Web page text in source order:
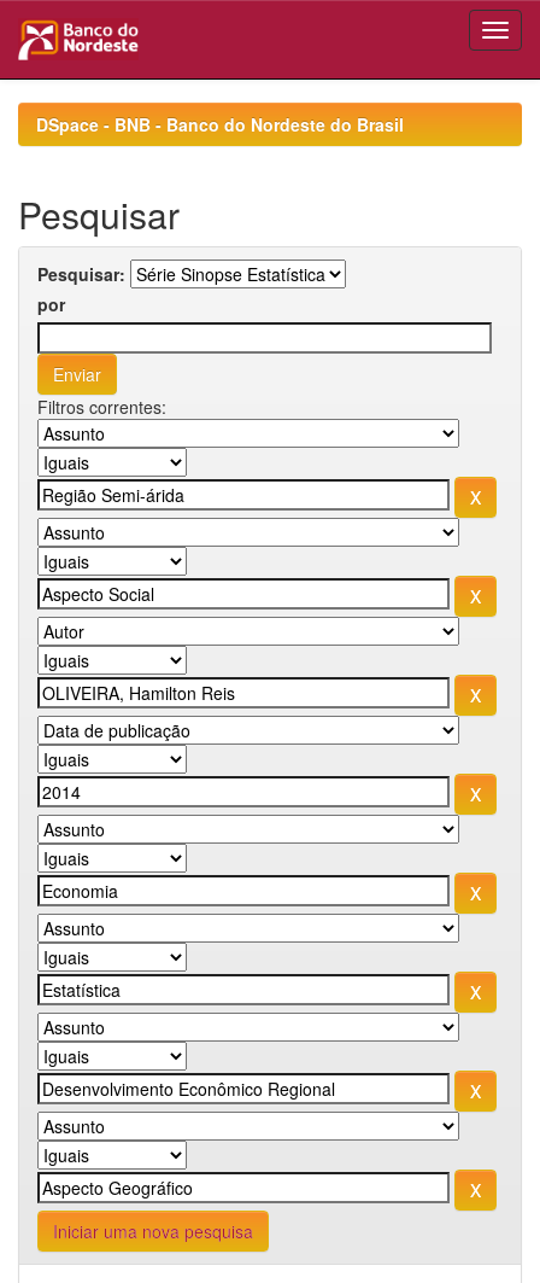
navigationDSpace - BNB - Banco do Nordeste do Brasil
Pesquisar
Pesquisar:
por
Filtros correntes:
Iniciar uma nova pesquisa